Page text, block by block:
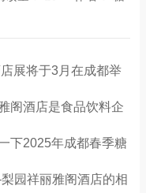
展将于3月在成都举
阁酒店是食品饮料企
下2025年成都春季糖
园祥丽雅阁酒店的相